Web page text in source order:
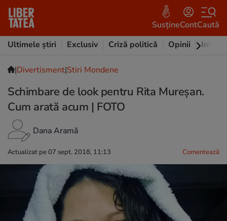
SusțineContCaută
Ultimele știri
Exclusiv Criză politică Opinii
|Divertisment|Stiri Mondene
Schimbare de look pentru Rita Mureșan.
Cum arată acum | FOTO
Dana Aramă
Actualizat pe 07 sept. 2018, 11:13 Comentează